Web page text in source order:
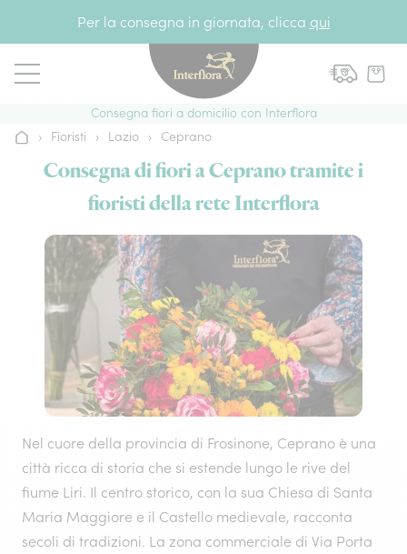
Per la consegna in giornata, clicca qui
Consegna fiori a domicilio con Interflora
Home› Fioristi › Lazio › Ceprano
Consegna di fiori a Ceprano tramite i
fioristi della rete Interflora
Nel cuore della provincia di Frosinone, Ceprano è una
città ricca di storia che si estende lungo le rive del
fiume Liri. Il centro storico, con la sua Chiesa di Santa
Maria Maggiore e il Castello medievale, racconta
secoli di tradizioni. La zona commerciale di Via Porta